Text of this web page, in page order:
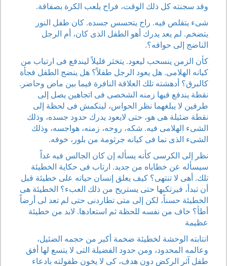
وقد سجنته كل ذلك الوقت، فراح يلعب الكرة بصفاقة.
شىء يتقلص فيه. راح يتحسس جسده. كان طفل النور
يتضخم. لم يعد يدرك أهو الطفل الذى كان، أم الرجل
الناضج إلى حوافه؟.
كأن الزمن ينسحب ليعود. يتخثر قليلاً ليندفع فى ارتياب من
كيانه الهلامى. هل يعود الرجل طفلاً؟ هل ينضج الطفل فجأة
كالبرق؟ أدهشته تلك العلاقة النافرة فيما بين ماض وحاضر.
نقطة يندفع فيها زمنه الشخصى فى اتجاهين يصل إلى
طرفين لا يبلغهما نظر الحواس، لينكمش فى لحظة إلى
نقطة ضئيلة هى هو، حتى لايعود يدرك حدود جسده، وذلك
الشىء الهلامى فيه. شكه، روحه، زمنه، هواجسه، وذلك
الشىء الذى نما فى كيانه جرثومة من بلور، خوفه.
نظر إلى الكرسى كأنه يسأله إن كان الجالس فيه غداً
سيسأله عن خطاياه من جديد. ارتاب فى حكاية الخطيئة
تلك. أهى لا تنتهى؟ كيف يعلق إنسان حياته على خطيئة قبل
أن تبدأ، فيرتكبها حتى يستريح من ذلك العبء؟ الخطيئة هى
الخطيئة حسناً، لكن إلى متى تطاردنى حتى لم تعد لى أرضاً
أطأ؟ خاف من نفسه للحظة ثم استعادها. لابد من خطيئة
عظيمة
انتابته الوحشة لخطيئة ضخمة أكبر من حجمه الضئيل،
وعالمه المحدود، ومن حدود الفضيلة التى لا يتسع لها أفق
طفل آثر الركض دون هدف، كى لا يخون طفولته بادعاء